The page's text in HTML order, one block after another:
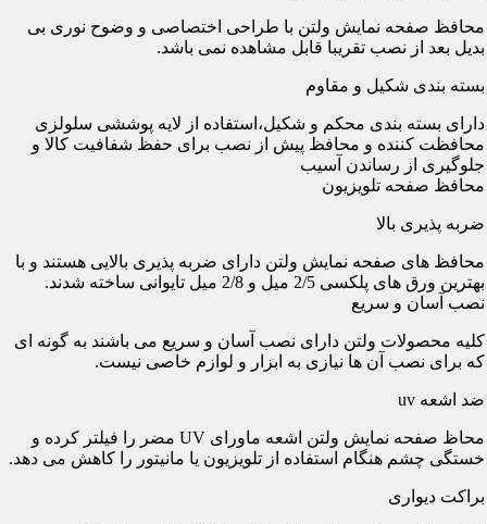
محافظ صفحه نمایش ولتن با طراحی اختصاصی و وضوح نوری بی
بدیل بعد از نصب تقریبا قابل مشاهده نمی باشد.
بسته بندی شکیل و مقاوم
دارای بسته بندی محکم و شکیل،استفاده از لایه پوششی سلولزی
محافظت کننده و محافظ پیش از نصب برای حفظ شفافیت کالا و
جلوگیری از رساندن آسیب
محافظ صفحه تلویزیون
ضربه پذیری بالا
محافظ های صفحه نمایش ولتن دارای ضربه پذیری بالایی هستند و با
بهترین ورق های پلکسی 2/5 میل و 2/8 میل تایوانی ساخته شدند.
نصب آسان و سریع
کلیه محصولات ولتن دارای نصب آسان و سریع می باشند به گونه ای
که برای نصب آن ها نیازی به ابزار و لوازم خاصی نیست.
ضد اشعه uv
محاظ صفحه نمایش ولتن اشعه ماورای UV مضر را فیلتر کرده و
خستگی چشم هنگام استفاده از تلویزیون یا مانیتور را کاهش می دهد.
براکت دیواری